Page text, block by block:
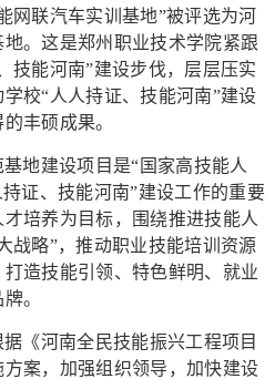
网联汽车实训基地”被评选为河
。这是郑州职业技术学院紧跟
技能河南”建设步伐，层层压实
校“人人持证、技能河南”建设
丰硕成果。
地建设项目是“国家高技能人
证、技能河南”建设工作的重要
培养为目标，围绕推进技能人
战略”，推动职业技能培训资源
造技能引领、特色鲜明、就业
。
《河南全民技能振兴工程项目
案，加强组织领导，加快建设